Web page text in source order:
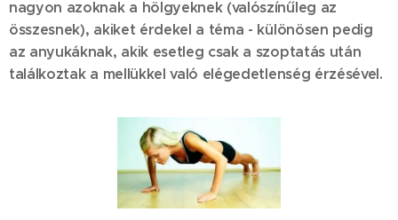
nagyon azoknak a hölgyeknek (valószínűleg az
összesnek), akiket érdekel a téma - különösen pedig
az anyukáknak, akik esetleg csak a szoptatás után
találkoztak a mellükkel való elégedetlenség érzésével.